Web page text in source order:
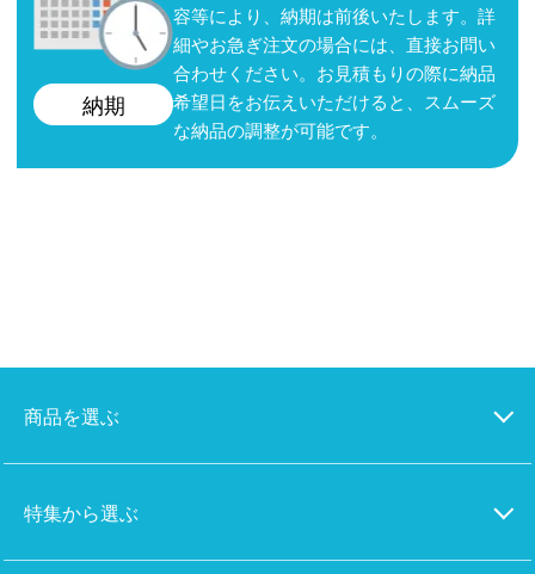
納期
容等により、納期は前後いたします。詳
細やお急ぎ注文の場合には、直接お問い
合わせください。お見積もりの際に納品
希望日をお伝えいただけると、スムーズ
な納品の調整が可能です。
商品を選ぶ
特集から選ぶ